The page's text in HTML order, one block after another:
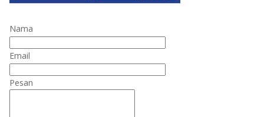
Nama
Email
Pesan